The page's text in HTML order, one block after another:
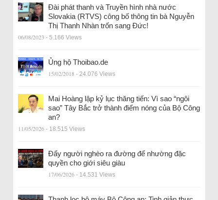
Đài phát thanh và Truyền hình nhà nước
Slovakia (RTVS) công bố thông tin bà Nguyễn
Thị Thanh Nhàn trốn sang Đức!
06/08/2023 - 5.166 Views
Ủng hộ Thoibao.de
15/02/2018 - 24.076 Views
Mai Hoàng lập kỷ lục thăng tiến: Vì sao “ngôi
sao” Tây Bắc trở thành điểm nóng của Bộ Công
an?
11/05/2026 - 18.515 Views
Đẩy người nghèo ra đường để nhường đặc
quyền cho giới siêu giàu
17/06/2026 - 14.531 Views